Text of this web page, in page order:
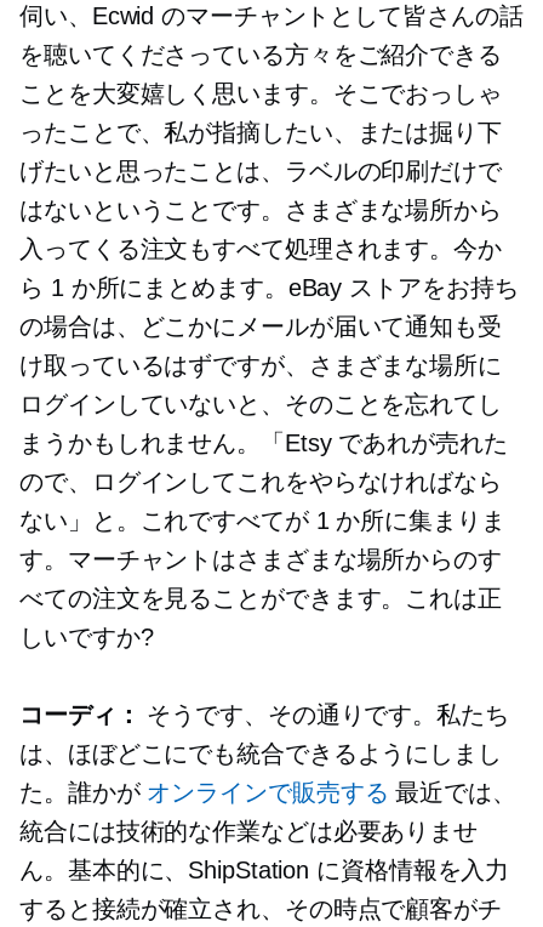
伺い、Ecwid のマーチャントとして皆さんの話
を聴いてくださっている方々をご紹介できる
ことを大変嬉しく思います。そこでおっしゃ
ったことで、私が指摘したい、または掘り下
げたいと思ったことは、ラベルの印刷だけで
はないということです。さまざまな場所から
入ってくる注文もすべて処理されます。今か
ら 1 か所にまとめます。eBay ストアをお持ち
の場合は、どこかにメールが届いて通知も受
け取っているはずですが、さまざまな場所に
ログインしていないと、そのことを忘れてし
まうかもしれません。「Etsy であれが売れた
ので、ログインしてこれをやらなければなら
ない」と。これですべてが 1 か所に集まりま
す。マーチャントはさまざまな場所からのす
べての注文を見ることができます。これは正
しいですか?
コーディ：
そうです、その通りです。私たち
は、ほぼどこにでも統合できるようにしまし
た。誰かが オンラインで販売する 最近では、
統合には技術的な作業などは必要ありませ
ん。基本的に、ShipStation に資格情報を入力
すると接続が確立され、その時点で顧客がチ